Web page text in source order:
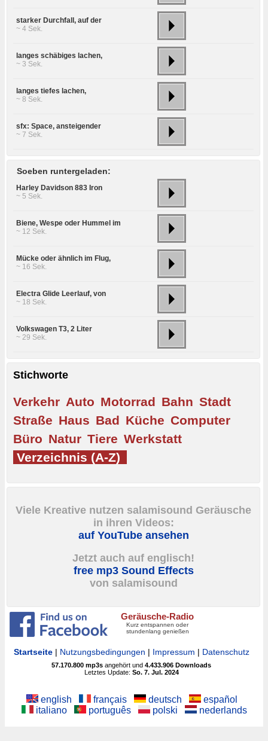
starker Durchfall, auf der
~ 4 Sek.
langes schäbiges lachen,
~ 3 Sek.
langes tiefes lachen,
~ 8 Sek.
sfx: Space, ansteigender
~ 7 Sek.
Soeben runtergeladen:
Harley Davidson 883 Iron
~ 5 Sek.
Biene, Wespe oder Hummel im
~ 12 Sek.
Mücke oder ähnlich im Flug,
~ 16 Sek.
Electra Glide Leerlauf, von
~ 18 Sek.
Volkswagen T3, 2 Liter
~ 29 Sek.
Stichworte
Verkehr Auto Motorrad Bahn Stadt
Straße Haus Bad Küche Computer
Büro Natur Tiere Werkstatt
Verzeichnis (A-Z)
Viele Kreative nutzen salamisound Geräusche
in ihren Videos:
auf YouTube ansehen
Jetzt auch auf englisch!
free mp3 Sound Effects
von salamisound
Geräusche-Radio
Kurz entspannen oder
stundenlang genießen
Startseite| Nutzungsbedingungen | Impressum | Datenschutz
57.170.800 mp3s angehört und4.433.906 Downloads
Letztes Update: So. 7. Jul. 2024
english français deutsch
español
italiano
português polski nederlands